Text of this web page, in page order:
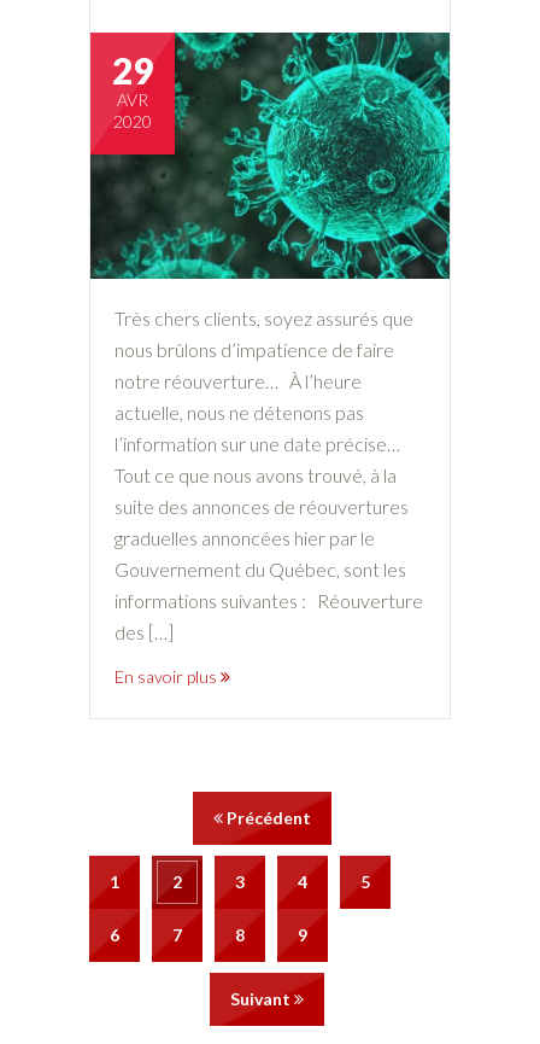
29
AVR
2020
Très chers clients, soyez assurés que
nous brûlons d’impatience de faire
notre réouverture… À l’heure
actuelle, nous ne détenons pas
l’information sur une date précise…
Tout ce que nous avons trouvé, à la
suite des annonces de réouvertures
graduelles annoncées hier par le
Gouvernement du Québec, sont les
informations suivantes : Réouverture
des […]
En savoir plus
Précédent
1 2 3 4 5
6 7 8 9
Suivant